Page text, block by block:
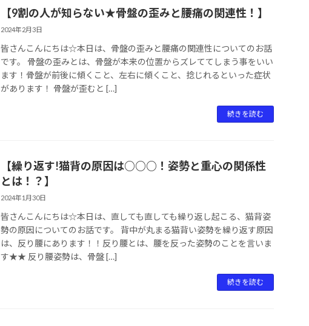
【9割の人が知らない★骨盤の歪みと腰痛の関連性！】
2024年2月3日
皆さんこんにちは☆本日は、骨盤の歪みと腰痛の関連性についてのお話
です。 骨盤の歪みとは、骨盤が本来の位置からズレててしまう事をいい
ます！骨盤が前後に傾くこと、左右に傾くこと、捻じれるといった症状
があります！ 骨盤が歪むと […]
続きを読む
【繰り返す!猫背の原因は○○○！姿勢と重心の関係性
とは！？】
2024年1月30日
皆さんこんにちは☆本日は、直しても直しても繰り返し起こる、猫背姿
勢の原因についてのお話です。 背中が丸まる猫背い姿勢を繰り返す原因
は、反り腰にあります！！反り腰とは、腰を反った姿勢のことを言いま
す★★ 反り腰姿勢は、骨盤 […]
続きを読む